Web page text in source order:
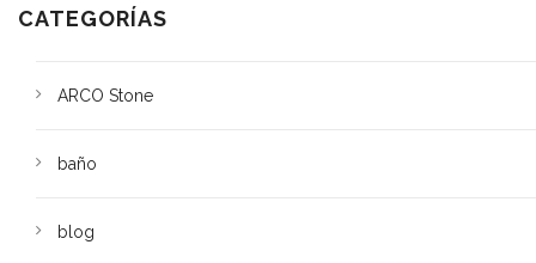
CATEGORÍAS
ARCO Stone
baño
blog